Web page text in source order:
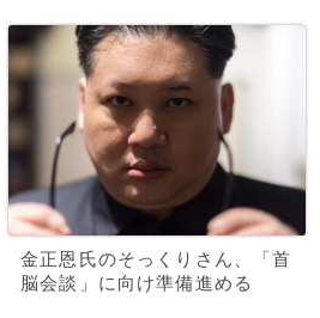
金正恩氏のそっくりさん、「首
脳会談」に向け準備進める